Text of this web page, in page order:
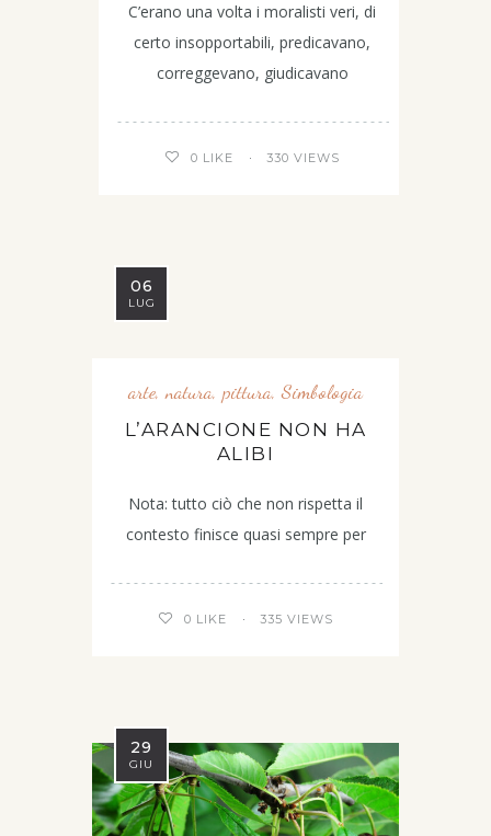
C’erano una volta i moralisti veri, di
certo insopportabili, predicavano,
correggevano, giudicavano
0 LIKE 330 VIEWS
06
LUG
arte, natura, pittura,Simbologia
L’ARANCIONE NON HA
ALIBI
Nota: tutto ciò che non rispetta il
contesto finisce quasi sempre per
0 LIKE 335 VIEWS
29
GIU